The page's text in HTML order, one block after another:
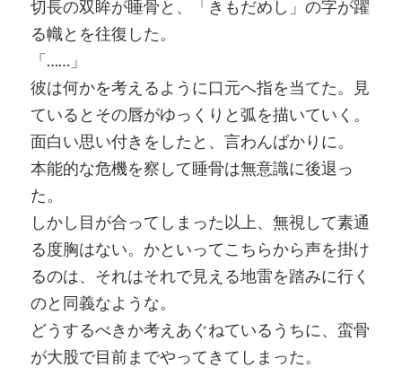
切長の双眸が睡骨と、「きもだめし」の字が躍
る幟とを往復した。
「……」
彼は何かを考えるように口元へ指を当てた。見
ているとその唇がゆっくりと弧を描いていく。
面白い思い付きをしたと、言わんばかりに。
本能的な危機を察して睡骨は無意識に後退っ
た。
しかし目が合ってしまった以上、無視して素通
る度胸はない。かといってこちらから声を掛け
るのは、それはそれで見える地雷を踏みに行く
のと同義なような。
どうするべきか考えあぐねているうちに、蛮骨
が大股で目前までやってきてしまった。